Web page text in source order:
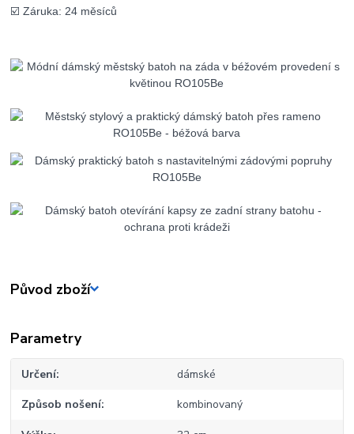
☑️ Záruka: 24 měsíců
Původ zboží
Parametry
Určení dámské
Způsob nošení kombinovaný